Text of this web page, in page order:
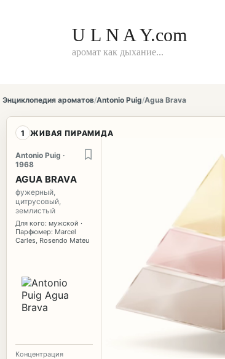
U L N A Y.com
аромат как дыхание...
Энциклопедия ароматов/Antonio Puig/Agua Brava
1 ЖИВАЯ ПИРАМИДА
Antonio Puig ·
1968
AGUA BRAVA
фужерный,
цитрусовый,
землистый
Для кого: мужской ·
Парфюмер: Marcel
Carles, Rosendo Mateu
Концентрация